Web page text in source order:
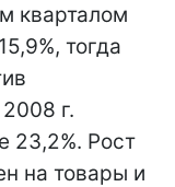
кварталом
тогда
г.
23,2%. Рост
на товары и